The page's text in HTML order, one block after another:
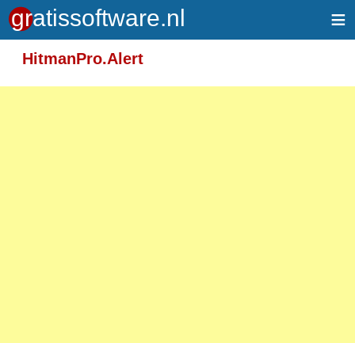
≡
HitmanPro.Alert